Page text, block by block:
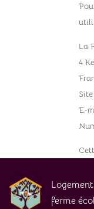
La
4
E-
ferme